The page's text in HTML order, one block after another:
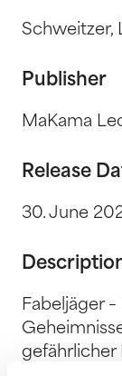
Schweitzer,
Publisher
MaKama
Release
30. June
Fabeljäger
gefährlicher